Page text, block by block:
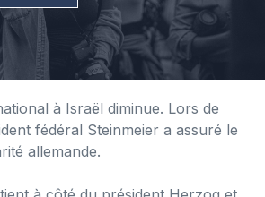
à Israël diminue. Lors de
fédéral Steinmeier a assuré le
allemande.